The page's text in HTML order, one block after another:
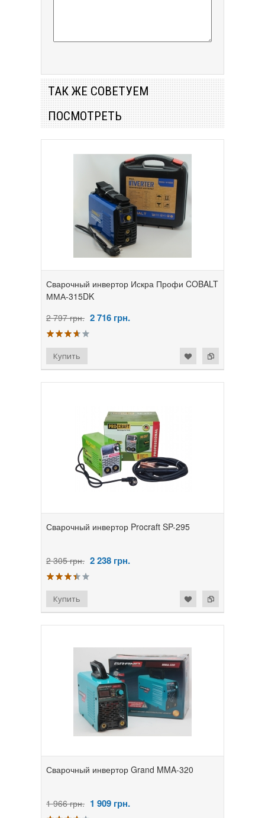
ТАК ЖЕ СОВЕТУЕМ
ПОСМОТРЕТЬ
Сварочный инвертор Искра Профи COBALT
ММА-315DK
2 797 грн. 2 716 грн.
Сварочный инвертор Procraft SP-295
2 305 грн. 2 238 грн.
Сварочный инвертор Grand MMA-320
1 966 грн. 1 909 грн.